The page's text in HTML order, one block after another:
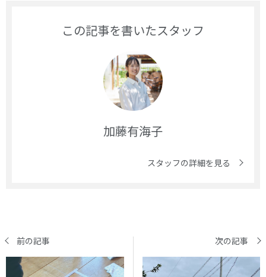
この記事を書いたスタッフ
加藤有海子
スタッフの詳細を見る
前の記事 次の記事